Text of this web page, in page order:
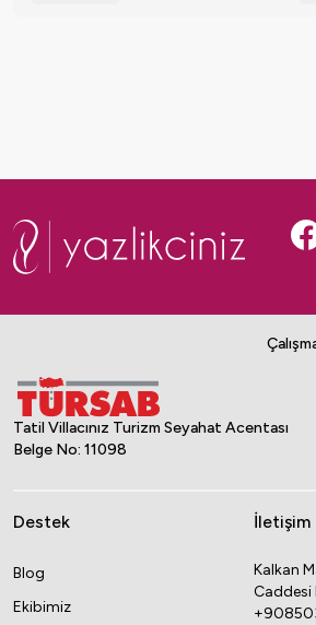
Tatil Villacınız Turizm Seyahat Acentası
Belge No: 11098
Destek
Blog
Ekibimiz
İletişim
Kalkan
Caddesi